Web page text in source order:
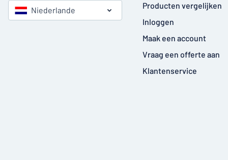
Niederlande
Producten vergelijken
Inloggen
Maak een account
Vraag een offerte aan
Klantenservice